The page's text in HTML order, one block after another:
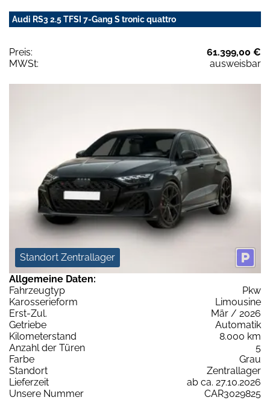
Audi RS3 2.5 TFSI 7-Gang S tronic quattro
Preis:
61.399,00 €
MWSt:
ausweisbar
Standort Zentrallager
Allgemeine Daten:
Fahrzeugtyp
Pkw
Karosserieform
Limousine
Erst-Zul.
Mär / 2026
Getriebe
Automatik
Kilometerstand
8.000 km
Anzahl der Türen
5
Farbe
Grau
Standort
Zentrallager
Lieferzeit
ab ca. 27.10.2026
Unsere Nummer
CAR3029825